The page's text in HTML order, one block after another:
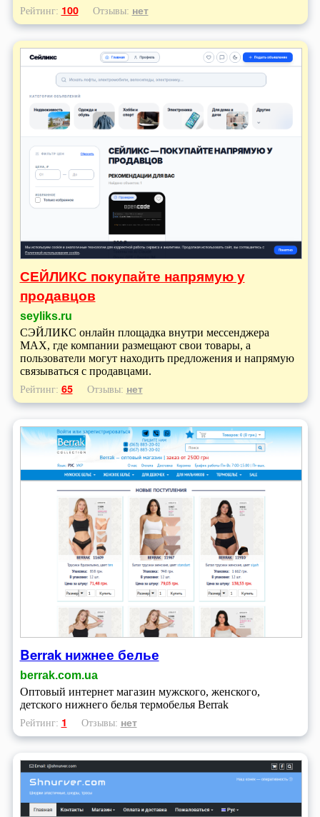
Рейтинг: 100 Отзывы: нет
СЕЙЛИКС покупайте напрямую у
продавцов
seyliks.ru
СЭЙЛИКС онлайн площадка внутри мессенджера
MAX, где компании размещают свои товары, а
пользователи могут находить предложения и напрямую
связываться с продавцами.
Рейтинг: 65 Отзывы: нет
Berrak нижнее белье
berrak.com.ua
Оптовый интернет магазин мужского, женского,
детского нижнего белья термобелья Berrak
Рейтинг: 1 Отзывы: нет